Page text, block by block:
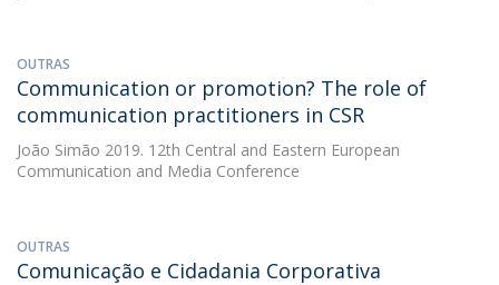
OUTRAS
Communication or promotion? The role of
communication practitioners in CSR
João Simão 2019. 12th Central and Eastern European
Communication and Media Conference
OUTRAS
Comunicação e Cidadania Corporativa